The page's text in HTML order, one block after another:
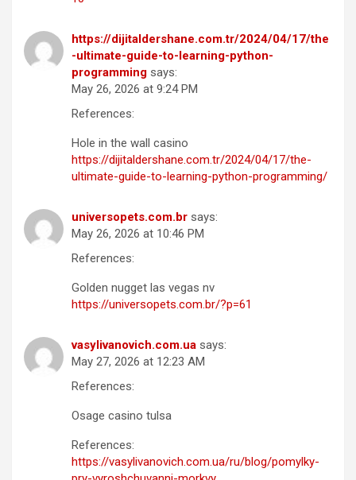
https://dijitaldershane.com.tr/2024/04/17/the
-ultimate-guide-to-learning-python-
programming says:
May 26, 2026 at 9:24 PM
References:
Hole in the wall casino
https://dijitaldershane.com.tr/2024/04/17/the-
ultimate-guide-to-learning-python-programming/
universopets.com.br says:
May 26, 2026 at 10:46 PM
References:
Golden nugget las vegas nv
https://universopets.com.br/?p=61
vasylivanovich.com.ua says:
May 27, 2026 at 12:23 AM
References:
Osage casino tulsa
References:
https://vasylivanovich.com.ua/ru/blog/pomylky-